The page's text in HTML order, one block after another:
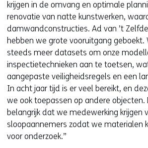
krijgen in de omvang en optimale
renovatie van natte kunstwerken,
damwandconstructies. Ad van ’t
hebben we grote vooruitgang geboekt.
steeds meer datasets om onze
inspectietechnieken aan te toetsen,
aangepaste veiligheidsregels en een
In acht jaar tijd is er veel bereikt, en
we ook toepassen op andere objecten.
belangrijk dat we medewerking krijgen
sloopaannemers zodat we materialen
voor onderzoek.”